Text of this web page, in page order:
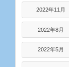
2022年11月
2022年8月
2022年5月